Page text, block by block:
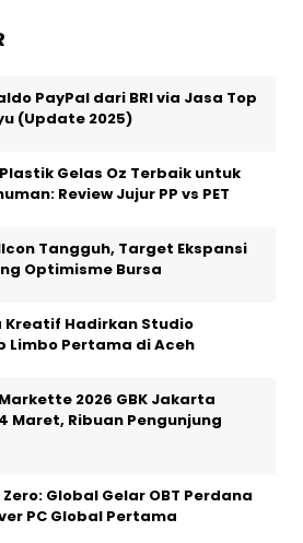
PayPal dari BRI via Jasa Top
(Update 2025)
Gelas Oz Terbaik untuk
Review Jujur PP vs PET
Tangguh, Target Ekspansi
Optimisme Bursa
Kreatif Hadirkan Studio
Limbo Pertama di Aceh
2026 GBK Jakarta
Maret, Ribuan Pengunjung
Global Gelar OBT Perdana
PC Global Pertama